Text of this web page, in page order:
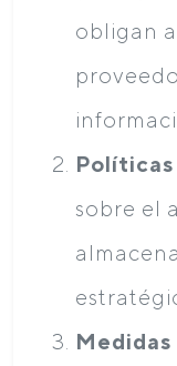
obligan
sobre el